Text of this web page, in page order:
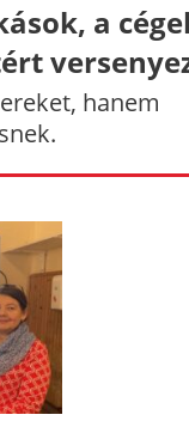
a
hanem